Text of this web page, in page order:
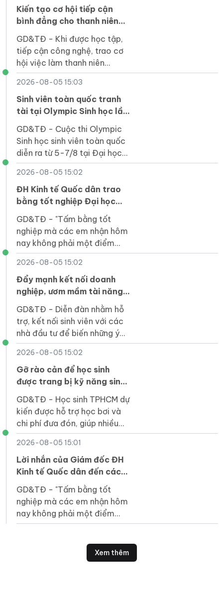
(28/11).
Kiến tạo cơ hội tiếp cận
bình đẳng cho thanh niên
khuyết tật trong kỷ nguyên
số
GD&TĐ - Khi được học tập,
tiếp cận công nghệ, trao cơ
hội việc làm thanh niên
khuyết tật hoàn toàn có thể
trở thành nguồn lực phát triển
của quốc gia.
2026-08-05 15:03
Sinh viên toàn quốc tranh
tài tại Olympic Sinh học lần
GD&TĐ - Cuộc thi Olympic
Sinh học sinh viên toàn quốc
diễn ra từ 5-7/8 tại Đại học
Duy Tân thu hút 164 thí sinh
của 31 cơ sở giáo dục đại học
tham gia.
2026-08-05 15:02
ĐH Kinh tế Quốc dân trao
bằng tốt nghiệp Đại học
chính quy khóa 64 Chương
trình Tiên tiến, Chất lượng
cao, POHE và Phân tích kinh
doanh
GD&TĐ - "Tấm bằng tốt
nghiệp mà các em nhận hôm
nay không phải một điểm
dừng mà là tấm vé để các
em bước vào một sân chơi
rộng lớn hơn".
2026-08-05 15:02
Đẩy mạnh kết nối doanh
nghiệp, ươm mầm tài năng
khởi nghiệp của sinh viên
GD&TĐ - Diễn đàn nhằm hỗ
trợ, kết nối sinh viên với các
nhà đầu tư để biến những ý
tưởng đổi mới sáng tạo thành
sản phẩm thiết thực cho xã
hội.
2026-08-05 15:02
Gỡ rào cản để học sinh
được trang bị kỹ năng sinh
GD&TĐ - Học sinh TPHCM dự
kiến được hỗ trợ học bơi và
chi phí đưa đón, giúp nhiều
em tiếp cận kỹ năng an toàn
dưới nước ngay trong trường
học.
2026-08-05 15:01
Lời nhắn của Giám đốc ĐH
Kinh tế Quốc dân đến các
GD&TĐ - "Tấm bằng tốt
nghiệp mà các em nhận hôm
nay không phải một điểm
dừng mà là tấm vé để các
Xem thêm